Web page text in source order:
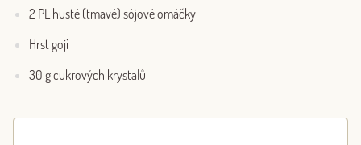
2 PL husté (tmavé) sójové omáčky
Hrst goji
30 g cukrových krystalů